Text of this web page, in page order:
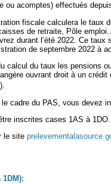
ou acomptes) effectués
fiscale calculera le
de retraite, Pôle
durant l’été 2022. Ce
de septembre 2022 à
calcul du taux les
ouvrant droit à un
cadre du PAS, vous devez
inscrites cases 1AS à 1DO.
le site
1DM):